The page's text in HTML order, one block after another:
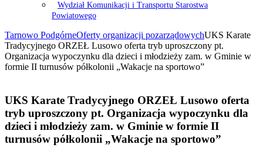
Wydział Komunikacji i Transportu Starostwa
Powiatowego
Tarnowo PodgórneOferty organizacji pozarządowychUKS Karate
Tradycyjnego ORZEŁ Lusowo oferta tryb uproszczony pt.
Organizacja wypoczynku dla dzieci i młodzieży zam. w Gminie w
formie II turnusów półkolonii „Wakacje na sportowo”
UKS Karate Tradycyjnego ORZEŁ Lusowo oferta
tryb uproszczony pt. Organizacja wypoczynku dla
dzieci i młodzieży zam. w Gminie w formie II
turnusów półkolonii „Wakacje na sportowo”